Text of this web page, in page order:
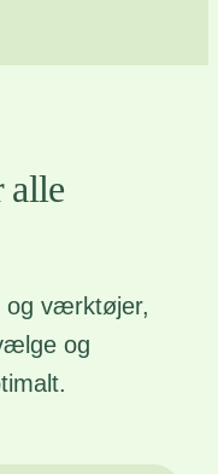
alle
og værktøjer,
og